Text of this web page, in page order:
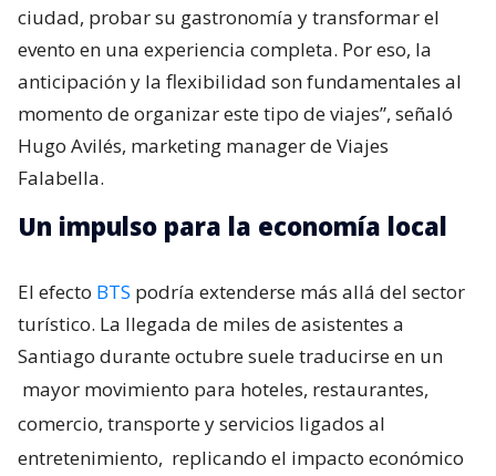
ciudad, probar su gastronomía y transformar el
evento en una experiencia completa. Por eso, la
anticipación y la flexibilidad son fundamentales al
momento de organizar este tipo de viajes”, señaló
Hugo Avilés, marketing manager de Viajes
Falabella.
Un impulso para la economía local
El efecto BTS podría extenderse más allá del sector
turístico. La llegada de miles de asistentes a
Santiago durante octubre suele traducirse en un
mayor movimiento para hoteles, restaurantes,
comercio, transporte y servicios ligados al
entretenimiento, replicando el impacto económico